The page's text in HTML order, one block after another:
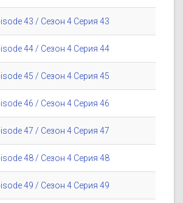
43 / Сезон 4 Серия 43
44 / Сезон 4 Серия 44
45 / Сезон 4 Серия 45
46 / Сезон 4 Серия 46
47 / Сезон 4 Серия 47
48 / Сезон 4 Серия 48
49 / Сезон 4 Серия 49